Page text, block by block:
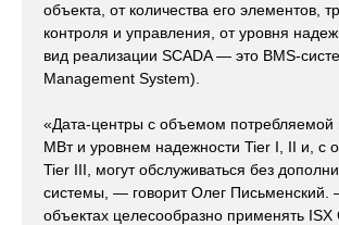
объекта, от количества его элементов,
контроля и управления, от уровня
вид реализации SCADA — это BMS-
Management System).
«Дата-центры с объемом
МВт и уровнем надежности Tier I, II и, с
Tier III, могут обслуживаться без
системы, — говорит Олег Письменский.
объектах целесообразно применять